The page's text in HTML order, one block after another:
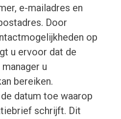
e-mailadres en
Door
op
u ervoor dat de
u
bereiken.
datum toe waarop
schrijft. Dit